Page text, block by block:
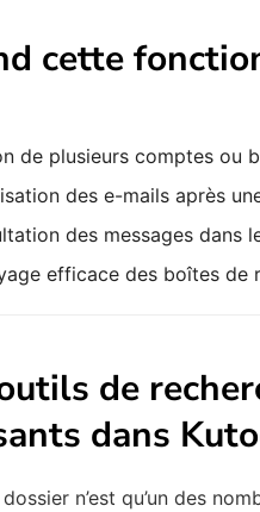
cette
de plusieurs comptes ou
des e-mails après
des messages dans
efficace des boîtes de
de
dans
n’est qu’un des